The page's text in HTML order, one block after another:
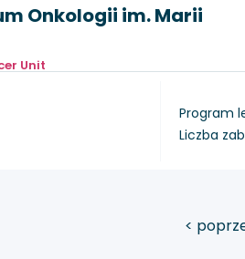
Onkologii im. Marii
Unit
Program
Liczba
<